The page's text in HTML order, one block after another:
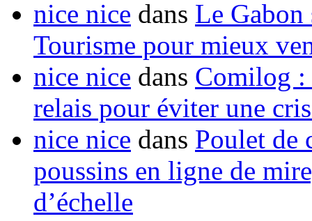
nice nice dans Le Gabon
Tourisme pour mieux
nice nice dans Comilog :
relais pour éviter une
nice nice dans Poulet de
poussins en ligne de
d’échelle